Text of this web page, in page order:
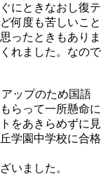
にときなおし復テ
何度も苦しいこと
ったときもありま
れました。なので
ップのため国語
らって一所懸命に
をあきらめずに見
学園中学校に合格
いました。